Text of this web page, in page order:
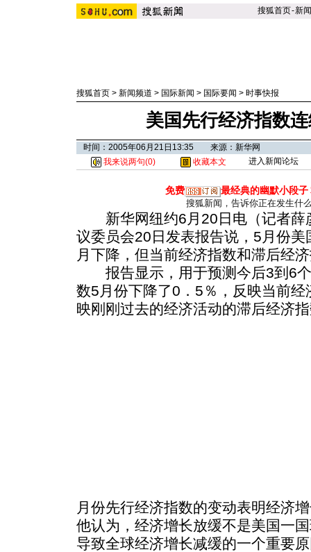
搜狐首页-新闻
搜狐首页 > 新闻频道 > 国际新闻 > 国际要闻 > 时事快报
美国先行经济指数
时间：2005年06月21日13:35 来源：新华网
我来说两句(0) 收藏本文 进入新闻论坛
免费 最经典的幽默小段子
搜狐新闻，告诉你正在发生什
新华网纽约6月20日电（记者薛
议委员会20日发表报告说，5月份
月下降，但当前经济指数和滞后经
报告显示，用于预测今后3到6个
数5月份下降了0．5％，反映当前
映刚刚过去的经济活动的滞后经济
月份先行经济指数的变动表明经济
他认为，经济增长放缓不是美国一
导致全球经济增长减缓的一个重要